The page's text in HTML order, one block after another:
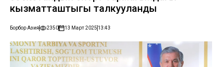
кызматташтыгы талкууланды
Борбор Азия 2350 13 Март 2025 13:43